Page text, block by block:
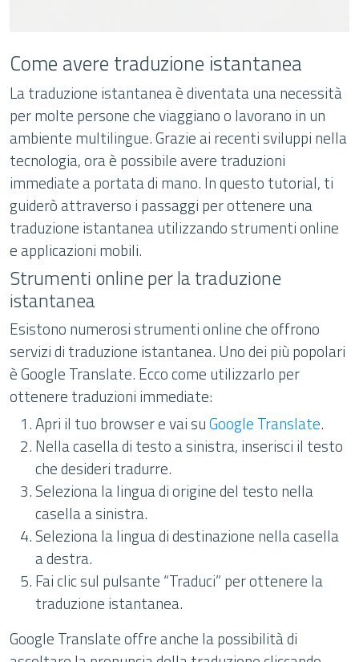
Come avere traduzione istantanea
La traduzione istantanea è diventata una necessità
per molte persone che viaggiano o lavorano in un
ambiente multilingue. Grazie ai recenti sviluppi nella
tecnologia, ora è possibile avere traduzioni
immediate a portata di mano. In questo tutorial, ti
guiderò attraverso i passaggi per ottenere una
traduzione istantanea utilizzando strumenti online
e applicazioni mobili.
Strumenti online per la traduzione
istantanea
Esistono numerosi strumenti online che offrono
servizi di traduzione istantanea. Uno dei più popolari
è Google Translate. Ecco come utilizzarlo per
ottenere traduzioni immediate:
Apri il tuo browser e vai suGoogle Translate.
Nella casella di testo a sinistra, inserisci il testo
che desideri tradurre.
Seleziona la lingua di origine del testo nella
casella a sinistra.
Seleziona la lingua di destinazione nella casella
a destra.
Fai clic sul pulsante “Traduci” per ottenere la
traduzione istantanea.
Google Translate offre anche la possibilità di